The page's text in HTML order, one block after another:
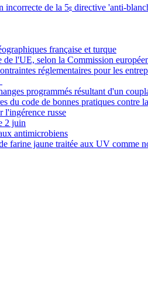
incorrecte de la 5e directive 'anti-
française et turque
de l'UE, selon la Commission
réglementaires pour les
programmés résultant d'un
du code de bonnes pratiques
l'ingérence russe
2 juin
antimicrobiens
farine jaune traitée aux UV comme